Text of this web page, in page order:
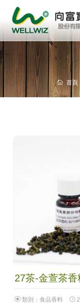
首頁
27茶-金萱茶
類別： 食品香料